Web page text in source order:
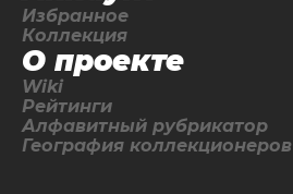
Избранное
Коллекция
О проекте
Wiki
Рейтинги
Алфавитный рубрикатор
География коллекционеров